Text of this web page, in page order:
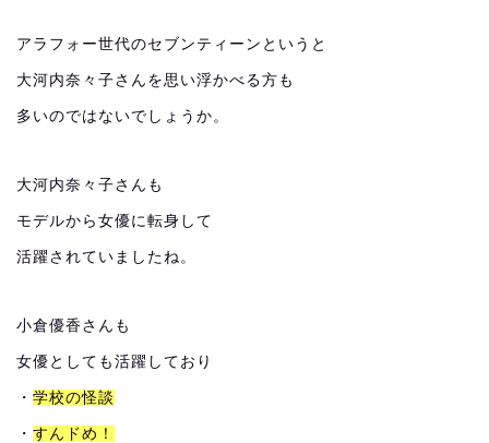
アラフォー世代のセブンティーンというと
大河内奈々子さんを思い浮かべる方も
多いのではないでしょうか。
大河内奈々子さんも
モデルから女優に転身して
活躍されていましたね。
小倉優香さんも
女優としても活躍しており
・ 学校の怪談
・ すんドめ！